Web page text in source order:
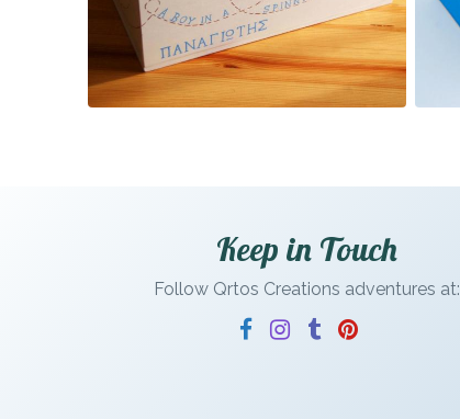
Keep in Touch
Follow Qrtos Creations adventures at: